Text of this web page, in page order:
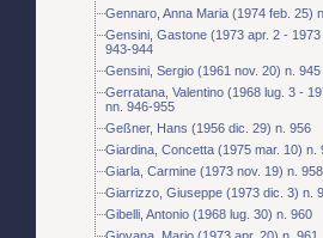
Gennaro, Anna Maria (1974 feb. 25)
Gensini, Gastone (1973 apr. 2 - 1973
943-944
Gensini, Sergio (1961 nov. 20) n. 945
Gerratana, Valentino (1968 lug. 3 -
nn. 946-955
Geßner, Hans (1956 dic. 29) n. 956
Giardina, Concetta (1975 mar. 10) n.
Giarla, Carmine (1973 nov. 19) n. 958
Giarrizzo, Giuseppe (1973 dic. 3) n.
Gibelli, Antonio (1968 lug. 30) n. 960
Giovana, Mario (1973 apr. 20) n. 961